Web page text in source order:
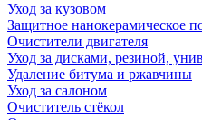
Уход за кузовом
Защитное нанокерамическое
Очистители двигателя
Уход за дисками, резиной,
Удаление битума и ржавчины
Уход за салоном
Очиститель стёкол